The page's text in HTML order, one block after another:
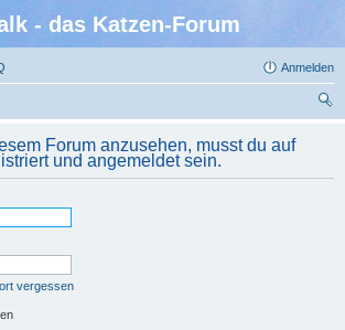
- das Katzen-Forum
Anmelden
Forum anzusehen, musst du auf
und angemeldet sein.
vergessen